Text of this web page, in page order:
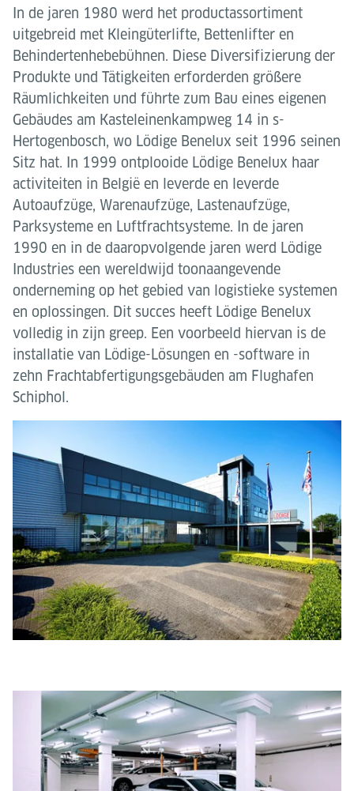
In de jaren 1980 werd het productassortiment
uitgebreid met Kleingüterlifte, Bettenlifter en
Behindertenhebebühnen. Diese Diversifizierung der
Produkte und Tätigkeiten erforderden größere
Räumlichkeiten und führte zum Bau eines eigenen
Gebäudes am Kasteleinenkampweg 14 in s-
Hertogenbosch, wo Lödige Benelux seit 1996 seinen
Sitz hat. In 1999 ontplooide Lödige Benelux haar
activiteiten in België en leverde en leverde
Autoaufzüge, Warenaufzüge, Lastenaufzüge,
Parksysteme en Luftfrachtsysteme. In de jaren
1990 en in de daaropvolgende jaren werd Lödige
Industries een wereldwijd toonaangevende
onderneming op het gebied van logistieke systemen
en oplossingen. Dit succes heeft Lödige Benelux
volledig in zijn greep. Een voorbeeld hiervan is de
installatie van Lödige-Lösungen en -software in
zehn Frachtabfertigungsgebäuden am Flughafen
Schiphol.